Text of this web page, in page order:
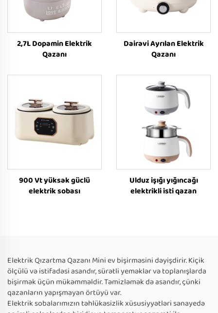
2,7L Dopamin Elektrik
Qazanı
Dairəvi Ayrılan Elektrik
Qazanı
900 Vt yüksək güclü
elektrik sobası
Ulduz işığı yığıncağı
elektrikli isti qazan
Elektrik Qızartma Qazanı Mini ev bişirməsini dəyişdirir. Kiçik
ölçülü və istifadəsi asandır, sürətli yeməklər və toplanışlarda
bişirmək üçün mükəmməldir. Təmizləmək də asandır, çünki
qazanların yapışmayan örtüyü var.
Elektrik sobalarımızın təhlükəsizlik xüsusiyyətləri sənayedə